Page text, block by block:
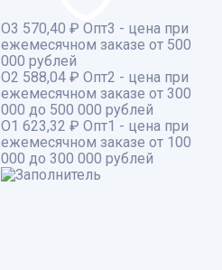
О3 570,40 ₽ Опт3 - цена при
ежемесячном заказе от 500
000 рублей
О2 588,04 ₽ Опт2 - цена при
ежемесячном заказе от 300
000 до 500 000 рублей
О1 623,32 ₽ Опт1 - цена при
ежемесячном заказе от 100
000 до 300 000 рублей